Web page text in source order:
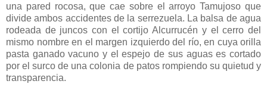
una pared rocosa, que cae sobre el arroyo Tamujoso que
divide ambos accidentes de la serrezuela. La balsa de agua
rodeada de juncos con el cortijo Alcurrucén y el cerro del
mismo nombre en el margen izquierdo del río, en cuya orilla
pasta ganado vacuno y el espejo de sus aguas es cortado
por el surco de una colonia de patos rompiendo su quietud y
transparencia.